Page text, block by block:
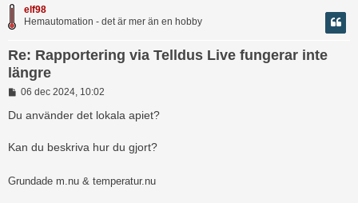
elf98
Hemautomation - det är mer än en hobby
Re: Rapportering via Telldus Live fungerar inte
längre
l
g
06 dec 2024, 10:02
Du använder det lokala apiet?
Kan du beskriva hur du gjort?
Grundade m.nu & temperatur.nu